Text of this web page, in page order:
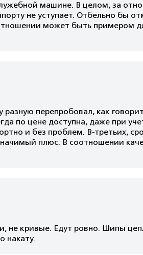
машине. В целом, за
не уступает. Отбельно бы
может быть примером
перепробовал, как
по цене доступна, даже при
и без проблем. В-третьих,
плюс. В соотношении
не кривые. Едут ровно. Шипы
накату.